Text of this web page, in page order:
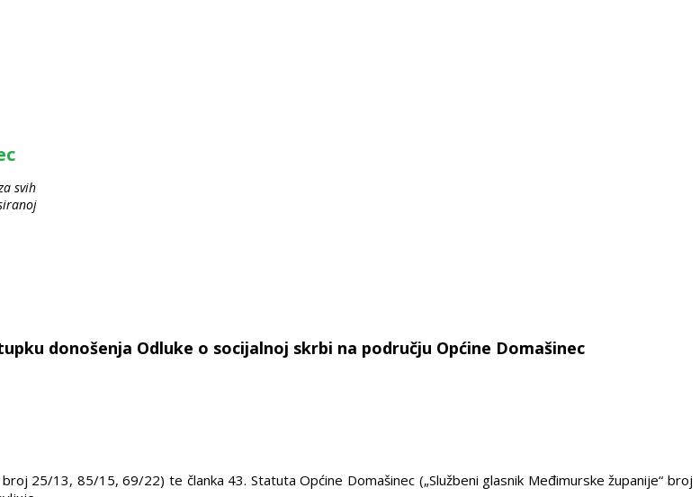
svih
donošenja Odluke o socijalnoj skrbi na području Općine Domašinec
25/13, 85/15, 69/22) te članka 43. Statuta Općine Domašinec („Službeni glasnik Međimurske županije“ broj